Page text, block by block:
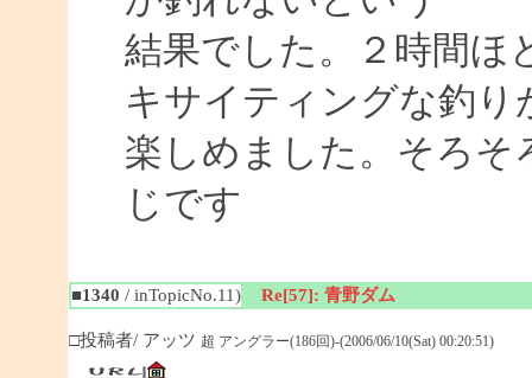
結果でした。２時間ほ
キサイティングな釣り
楽しめました。そろそ
じです
■1340 / inTopicNo.11) Re[57]: 青野ダム
□投稿者/ アッツ 超 アングラー(186回)-(2006/06/10(Sat) 00:20:51)